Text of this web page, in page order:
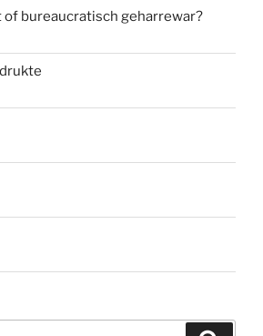
of bureaucratisch geharrewar?